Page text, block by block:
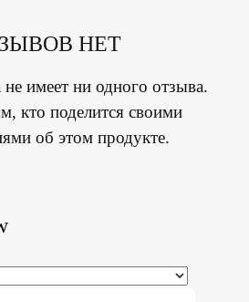
НЕТ
не имеет ни одного отзыва.
кто поделится своими
об этом продукте.